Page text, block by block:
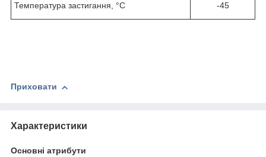
Температура застигання, °C -45
Приховати
Характеристики
Основні атрибути